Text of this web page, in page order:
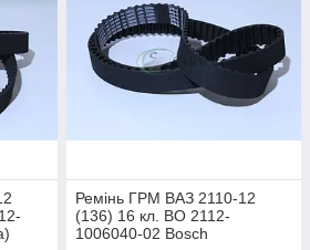
Ремінь ГРМ ВАЗ 2110-12
(136) 16 кл. BO 2112-
1006040-02 Bosch